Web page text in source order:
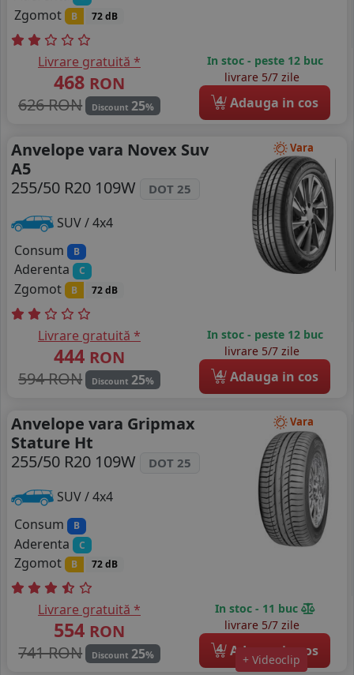
Zgomot B 72 dB
Livrare gratuită *
468 RON
626 RON
Discount 25%
In stoc - peste 12 buc
livrare 5/7 zile
4 Adauga in cos
Vara
Anvelope vara Novex Suv
A5
255/50 R20 109W
DOT 25
SUV / 4x4
Consum
B
Aderenta C
Zgomot B 72 dB
Livrare gratuită *
444 RON
594 RON
Discount 25%
In stoc - peste 12 buc
livrare 5/7 zile
4 Adauga in cos
Vara
+ Videoclip
Anvelope vara Gripmax
Stature Ht
255/50 R20 109W
DOT 25
SUV / 4x4
Consum
B
Aderenta C
Zgomot B 72 dB
Livrare gratuită *
554 RON
741 RON
Discount 25%
In stoc - 11 buc
livrare 5/7 zile
4 Adauga in cos